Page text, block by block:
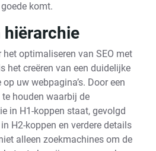
komt.
hiërarchie
het optimaliseren van SEO met
het creëren van een duidelijke
uw webpagina’s. Door een
houden waarbij de
in H1-koppen staat, gevolgd
H2-koppen en verdere details
alleen zoekmachines om de